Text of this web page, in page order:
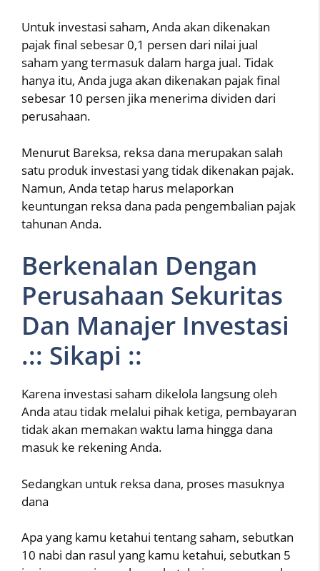
Untuk investasi saham, Anda akan dikenakan
pajak final sebesar 0,1 persen dari nilai jual
saham yang termasuk dalam harga jual. Tidak
hanya itu, Anda juga akan dikenakan pajak final
sebesar 10 persen jika menerima dividen dari
perusahaan.
Menurut Bareksa, reksa dana merupakan salah
satu produk investasi yang tidak dikenakan pajak.
Namun, Anda tetap harus melaporkan
keuntungan reksa dana pada pengembalian pajak
tahunan Anda.
Berkenalan Dengan
Perusahaan Sekuritas
Dan Manajer Investasi
.:: Sikapi ::
Karena investasi saham dikelola langsung oleh
Anda atau tidak melalui pihak ketiga, pembayaran
tidak akan memakan waktu lama hingga dana
masuk ke rekening Anda.
Sedangkan untuk reksa dana, proses masuknya
dana
Apa yang kamu ketahui tentang saham, sebutkan
10 nabi dan rasul yang kamu ketahui, sebutkan 5